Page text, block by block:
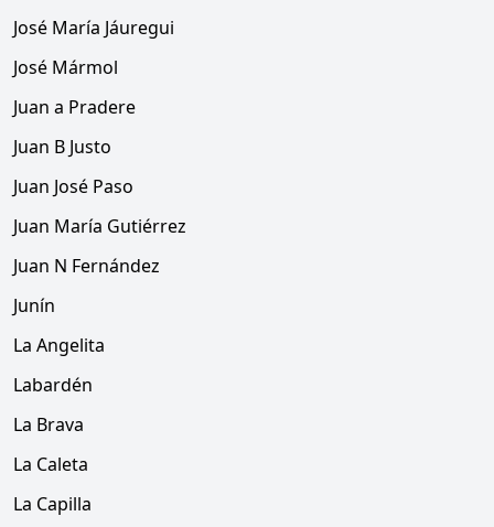
José María Jáuregui
José Mármol
Juan a Pradere
Juan B Justo
Juan José Paso
Juan María Gutiérrez
Juan N Fernández
Junín
La Angelita
Labardén
La Brava
La Caleta
La Capilla